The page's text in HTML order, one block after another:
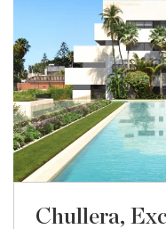
Chullera,